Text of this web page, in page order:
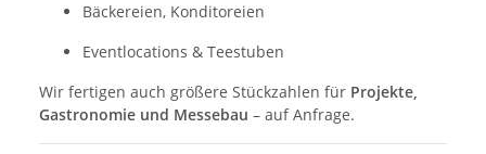
Bäckereien, Konditoreien
Eventlocations & Teestuben
Wir fertigen auch größere Stückzahlen für Projekte,
Gastronomie und Messebau – auf Anfrage.